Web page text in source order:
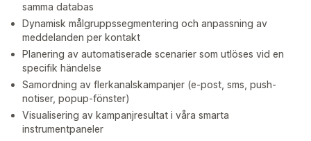
samma databas
Dynamisk målgruppssegmentering och anpassning av
meddelanden per kontakt
Planering av automatiserade scenarier som utlöses vid en
specifik händelse
Samordning av flerkanalskampanjer (e-post, sms, push-
notiser, popup-fönster)
Visualisering av kampanjresultat i våra smarta
instrumentpaneler